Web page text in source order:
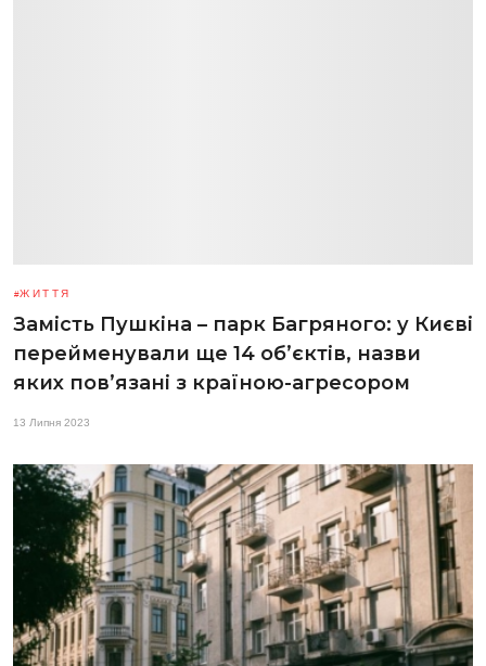
ЖИТТЯ
Замість Пушкіна – парк Багряного: у Києві
перейменували ще 14 об’єктів, назви
яких пов’язані з країною-агресором
13 Липня 2023